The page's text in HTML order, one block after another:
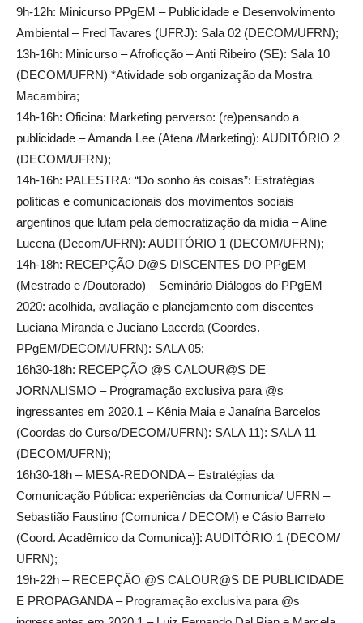
9h-12h: Minicurso PPgEM – Publicidade e Desenvolvimento
Ambiental – Fred Tavares (UFRJ): Sala 02 (DECOM/UFRN);
13h-16h: Minicurso – Afroficção – Anti Ribeiro (SE): Sala 10
(DECOM/UFRN) *Atividade sob organização da Mostra
Macambira;
14h-16h: Oficina: Marketing perverso: (re)pensando a
publicidade – Amanda Lee (Atena /Marketing): AUDITÓRIO 2
(DECOM/UFRN);
14h-16h: PALESTRA: “Do sonho às coisas”: Estratégias
políticas e comunicacionais dos movimentos sociais
argentinos que lutam pela democratização da mídia – Aline
Lucena (Decom/UFRN): AUDITÓRIO 1 (DECOM/UFRN);
14h-18h: RECEPÇÃO D@S DISCENTES DO PPgEM
(Mestrado e /Doutorado) – Seminário Diálogos do PPgEM
2020: acolhida, avaliação e planejamento com discentes –
Luciana Miranda e Juciano Lacerda (Coordes.
PPgEM/DECOM/UFRN): SALA 05;
16h30-18h: RECEPÇÃO @S CALOUR@S DE
JORNALISMO – Programação exclusiva para @s
ingressantes em 2020.1 – Kênia Maia e Janaína Barcelos
(Coordas do Curso/DECOM/UFRN): SALA 11): SALA 11
(DECOM/UFRN);
16h30-18h – MESA-REDONDA – Estratégias da
Comunicação Pública: experiências da Comunica/ UFRN –
Sebastião Faustino (Comunica / DECOM) e Cásio Barreto
(Coord. Acadêmico da Comunica)]: AUDITÓRIO 1 (DECOM/
UFRN);
19h-22h – RECEPÇÃO @S CALOUR@S DE PUBLICIDADE
E PROPAGANDA – Programação exclusiva para @s